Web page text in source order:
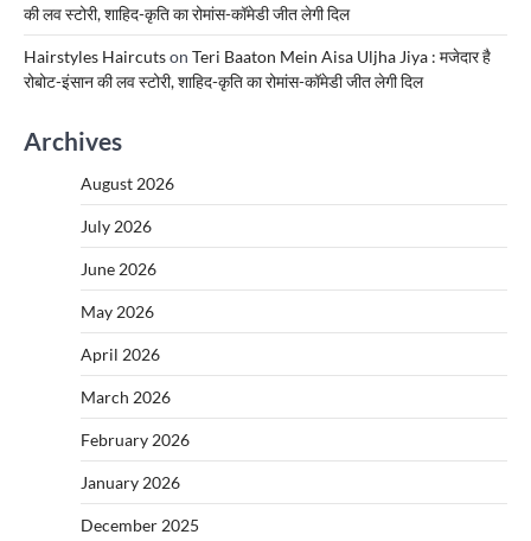
की लव स्टोरी, शाहिद-कृति का रोमांस-कॉमेडी जीत लेगी दिल
Hairstyles Haircutson Teri Baaton Mein Aisa Uljha Jiya : मजेदार है
रोबोट-इंसान की लव स्टोरी, शाहिद-कृति का रोमांस-कॉमेडी जीत लेगी दिल
Archives
August 2026
July 2026
June 2026
May 2026
April 2026
March 2026
February 2026
January 2026
December 2025